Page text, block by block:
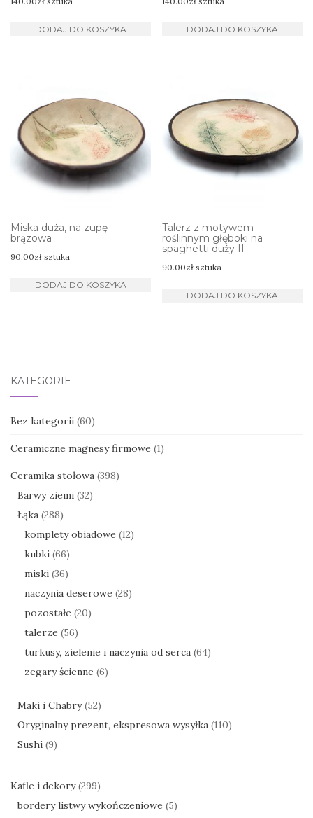
DODAJ DO KOSZYKA DODAJ DO KOSZYKA
Miska duża, na zupę
brązowa
90.00zł sztuka
DODAJ DO KOSZYKA
Talerz z motywem
roślinnym głęboki na
spaghetti duży II
90.00zł sztuka
DODAJ DO KOSZYKA
KATEGORIE
Bez kategorii (60)
Ceramiczne magnesy firmowe (1)
Ceramika stołowa (398)
Barwy ziemi (32)
Łąka (288)
komplety obiadowe (12)
kubki (66)
miski (36)
naczynia deserowe (28)
pozostałe (20)
talerze (56)
turkusy, zielenie i naczynia od serca (64)
zegary ścienne (6)
Maki i Chabry (52)
Oryginalny prezent, ekspresowa wysyłka (110)
Sushi (9)
Kafle i dekory (299)
bordery listwy wykończeniowe (5)